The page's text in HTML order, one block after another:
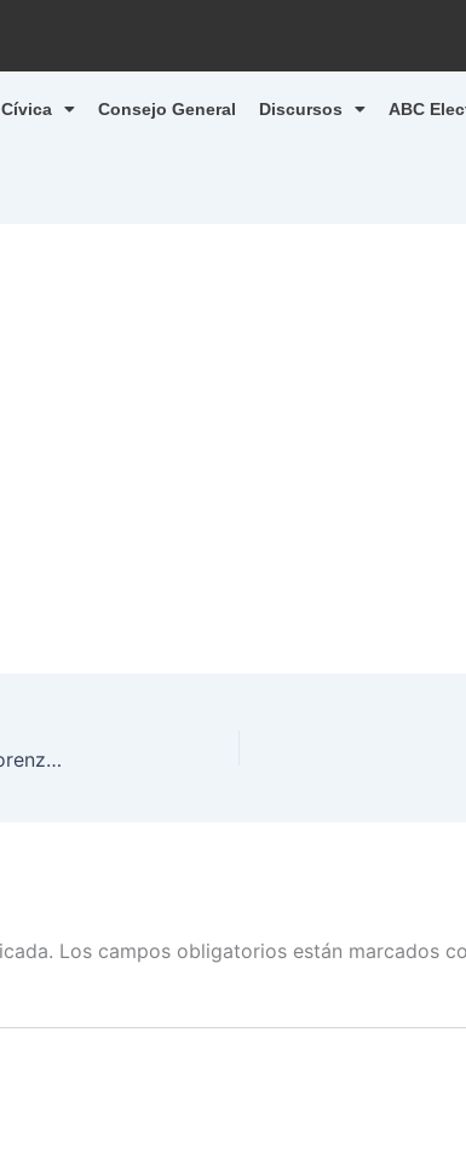
Consejo General Discursos ABC
La Revocación de Mandato va y avanza muy bien: Lorenzo Córdova con Guillermo Ortega
Los campos obligatorios están marcados